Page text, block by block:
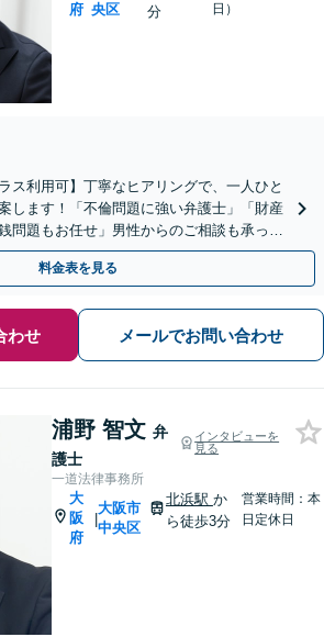
府 央区
分
日）
ス利用可】丁寧なヒアリングで、一人ひと
します！「不倫問題に強い弁護士」「財産
問題もお任せ」男性からのご相談も承って
可】【淀屋橋駅・北浜駅5分】
料金表を見る
わせ メールでお問い合わせ
浦野 智文 弁
護士
インタビューを
見る
一道法律事務所
大
阪
府
|
大阪市
中央区
北浜駅 か
ら徒歩3分
営業時間：本
日定休日